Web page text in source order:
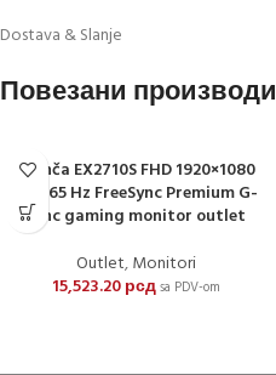
Dostava & Slanje
Повезани производи
27 inča EX2710S FHD 1920×1080
IPS 165 Hz FreeSync Premium G-
sync gaming monitor outlet
Outlet,Monitori
15,523.20рсдsa PDV-om